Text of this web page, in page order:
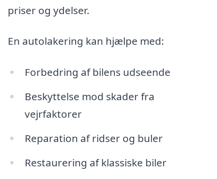
priser og ydelser.
En autolakering kan hjælpe med:
Forbedring af bilens udseende
Beskyttelse mod skader fra
vejrfaktorer
Reparation af ridser og buler
Restaurering af klassiske biler